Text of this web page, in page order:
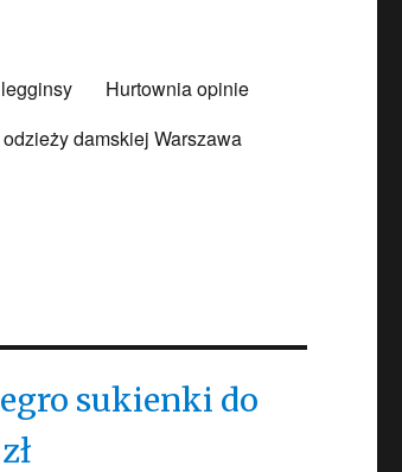
legginsy
Hurtownia opinie
damskiej Warszawa
sukienki do